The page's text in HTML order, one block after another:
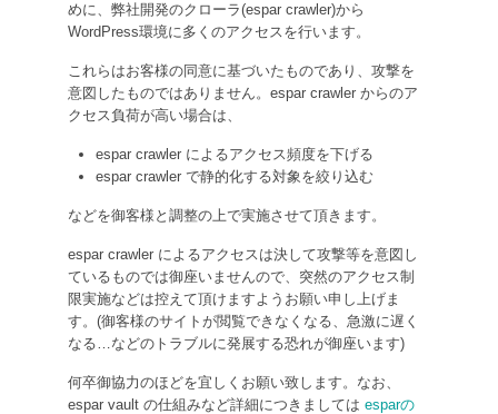
めに、弊社開発のクローラ(espar crawler)から
WordPress環境に多くのアクセスを行います。
これらはお客様の同意に基づいたものであり、攻撃を
意図したものではありません。espar crawler からのア
クセス負荷が高い場合は、
espar crawler によるアクセス頻度を下げる
espar crawler で静的化する対象を絞り込む
などを御客様と調整の上で実施させて頂きます。
espar crawler によるアクセスは決して攻撃等を意図し
ているものでは御座いませんので、突然のアクセス制
限実施などは控えて頂けますようお願い申し上げま
す。(御客様のサイトが閲覧できなくなる、急激に遅く
なる…などのトラブルに発展する恐れが御座います)
何卒御協力のほどを宜しくお願い致します。なお、
espar vault の仕組みなど詳細につきましては esparの